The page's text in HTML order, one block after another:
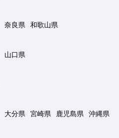
奈良県
和歌山県
山口県
大分県 宮崎県 鹿児島県 沖縄県